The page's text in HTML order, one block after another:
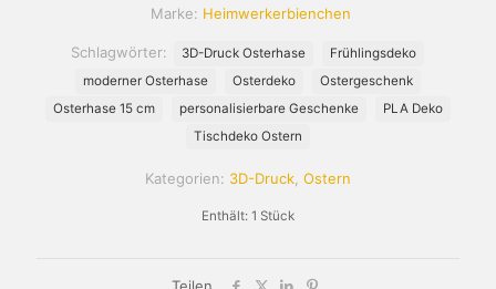
Enthält: 1 Stück
Kategorien: 3D-Druck Ostern
Schlagwörter: 3D-Druck Osterhase
Frühlingsdeko
moderner Osterhase
Osterdeko
Ostergeschenk
Osterhase 15 cm
personalisierbare Geschenke
PLA Deko
Tischdeko Ostern
Marke: Heimwerkerbienchen
Teilen